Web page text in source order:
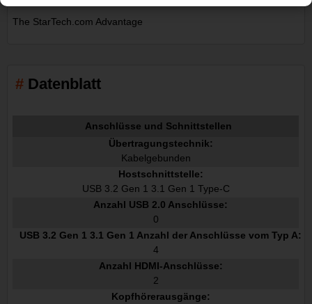
The StarTech.com Advantage
Datenblatt
Anschlüsse und Schnittstellen
Übertragungstechnik:
Kabelgebunden
Hostschnittstelle:
USB 3.2 Gen 1 3.1 Gen 1 Type-C
Anzahl USB 2.0 Anschlüsse:
0
USB 3.2 Gen 1 3.1 Gen 1 Anzahl der Anschlüsse vom Typ A:
4
Anzahl HDMI-Anschlüsse:
2
Kopfhörerausgänge: